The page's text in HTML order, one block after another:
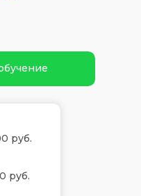
руб.
руб.